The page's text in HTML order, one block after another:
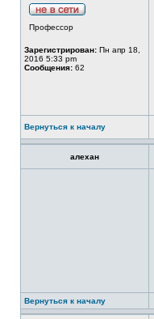
Профессор
Зарегистрирован: Пн апр 18,
2016 5:33 pm
Сообщения: 62
Вернуться к началу
алехан
Вернуться к началу